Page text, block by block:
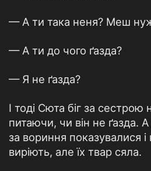
— А ти така неня? Меш
— А ти до чого ґазда?
— Я не ґазда?
І тоді Сюта біг за сестрою
питаючи, чи він не ґазда. А
за вориння показувалися
виріють, але їх твар сяла.